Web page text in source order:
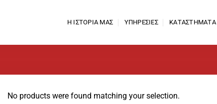
Η ΙΣΤΟΡΙΑ ΜΑΣ ΥΠΗΡΕΣΙΕΣ ΚΑΤΑΣΤΗΜΑΤΑ
No products were found matching your selection.